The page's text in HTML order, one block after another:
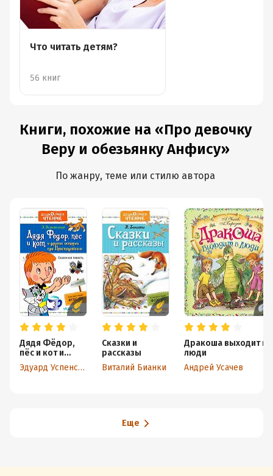
Что читать детям?
56 книг
Книги, похожие на «Про девочку
Веру и обезьянку Анфису»
По жанру, теме или стилю автора
Дядя Фёдор,
пёс и кот и
другие истории
про
Эдуард Успенский
Сказки и
рассказы
Виталий Бианки
Дракоша выходит в
люди
Андрей Усачев
Еще